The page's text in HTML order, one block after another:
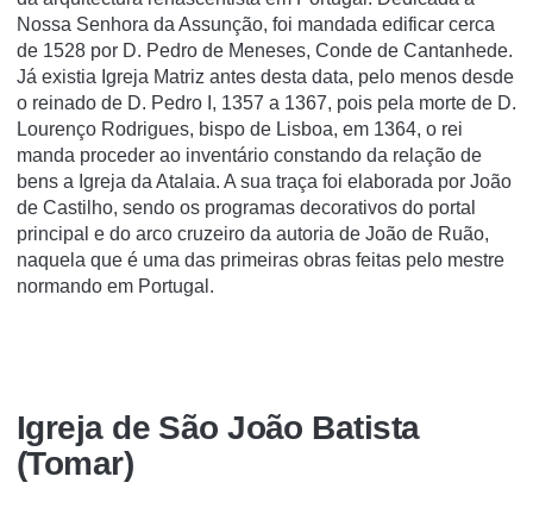
Nossa Senhora da Assunção, foi mandada edificar cerca
de 1528 por D. Pedro de Meneses, Conde de Cantanhede.
Já existia Igreja Matriz antes desta data, pelo menos desde
o reinado de D. Pedro I, 1357 a 1367, pois pela morte de D.
Lourenço Rodrigues, bispo de Lisboa, em 1364, o rei
manda proceder ao inventário constando da relação de
bens a Igreja da Atalaia. A sua traça foi elaborada por João
de Castilho, sendo os programas decorativos do portal
principal e do arco cruzeiro da autoria de João de Ruão,
naquela que é uma das primeiras obras feitas pelo mestre
normando em Portugal.
Igreja de São João Batista
(Tomar)